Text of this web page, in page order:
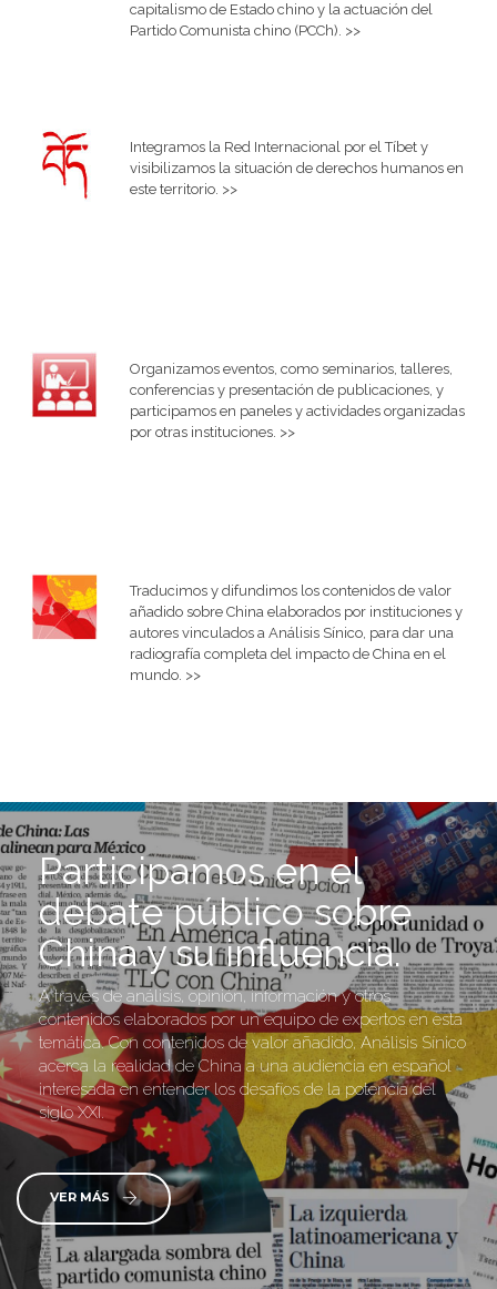
capitalismo de Estado chino y la actuación del
Partido Comunista chino (PCCh). >>
Integramos la Red Internacional por el Tíbet y
visibilizamos la situación de derechos humanos en
este territorio. >>
Organizamos eventos, como seminarios, talleres,
conferencias y presentación de publicaciones, y
participamos en paneles y actividades organizadas
por otras instituciones. >>
Traducimos y difundimos los contenidos de valor
añadido sobre China elaborados por instituciones y
autores vinculados a Análisis Sínico, para dar una
radiografía completa del impacto de China en el
mundo. >>
Participamos en el
debate público sobre
China y su influencia.
A través de análisis, opinión, información y otros
contenidos elaborados por un equipo de expertos en esta
temática. Con contenidos de valor añadido, Análisis Sínico
acerca la realidad de China a una audiencia en español
interesada en entender los desafíos de la potencia del
siglo XXI.
VER MÁS